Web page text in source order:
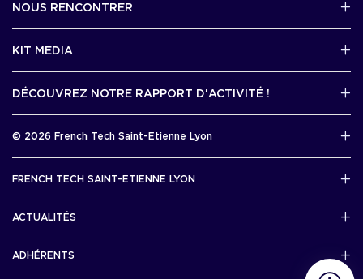
NOUS RENCONTRER
KIT MEDIA
DÉCOUVREZ NOTRE RAPPORT D'ACTIVITÉ !
© 2026 French Tech Saint-Etienne Lyon
Politique de confidentialité
Développement 69pixl
FRENCH TECH SAINT-ETIENNE LYON
ACTUALITÉS
ADHÉRENTS